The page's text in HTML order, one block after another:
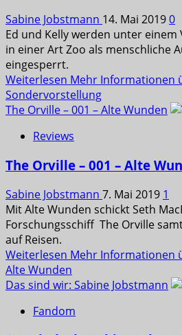
Sabine Jobstmann 14. Mai 20190
Ed und Kelly werden unter
in einer Art Zoo als menschliche
eingesperrt.
Weiterlesen Mehr Informationen
Sondervorstellung
The Orville – 001 – Alte Wunden
Reviews
The Orville – 001 – Alte
Sabine Jobstmann 7. Mai 2019 1
Mit Alte Wunden schickt Seth
Forschungsschiff The Orville
auf Reisen.
Weiterlesen Mehr Informationen
Alte Wunden
Das sind wir: Sabine Jobstmann
Fandom